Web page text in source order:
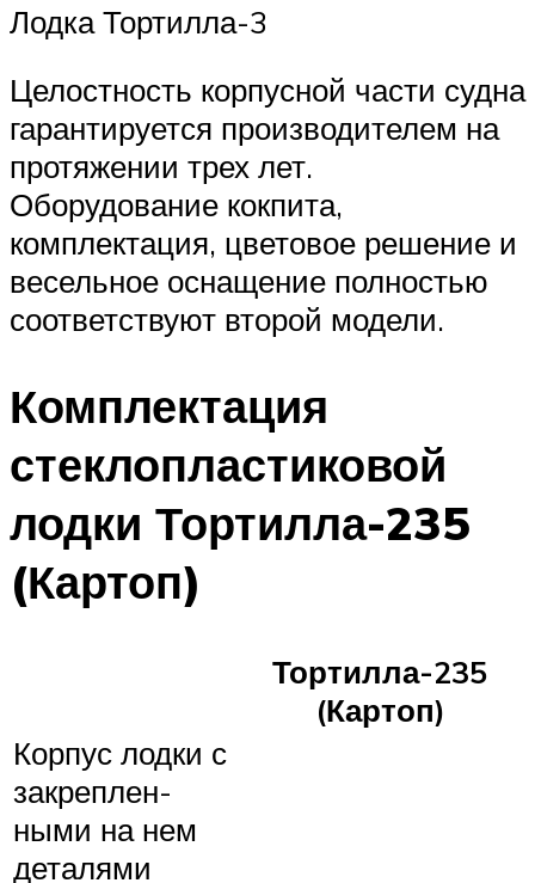
Лодка Тортилла-3
Целостность корпусной части судна
гарантируется производителем на
протяжении трех лет.
Оборудование кокпита,
комплектация, цветовое решение и
весельное оснащение полностью
соответствуют второй модели.
Комплектация
стеклопластиковой
лодки Тортилла-235
(Картоп)
Тортилла-235
(Картоп)
Корпус лодки с
закреп­лен­
ными на нем
дета­лями